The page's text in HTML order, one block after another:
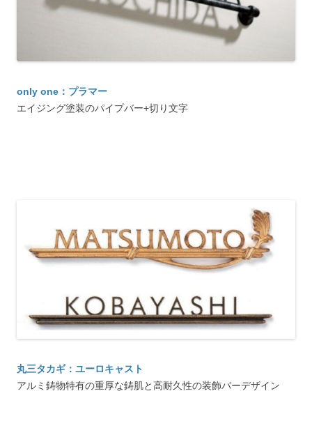
only one：プラマー
エイジング塗装のパイプバー+切り文字
丸三タカギ：ユーロキャスト
アルミ鋳物特有の重厚な鋳肌と高耐久性の装飾バーデザイン